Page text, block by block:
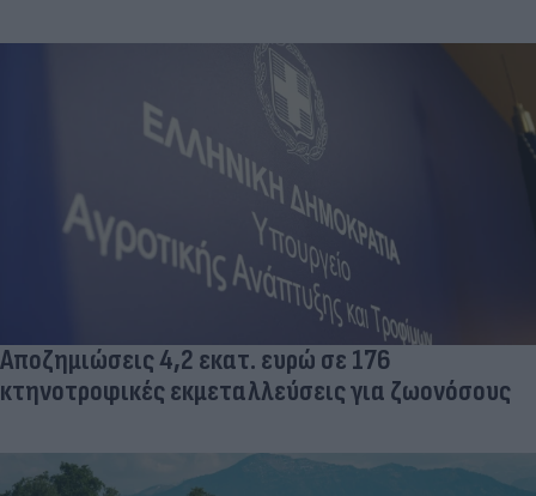
Αποζημιώσεις 4,2 εκατ. ευρώ σε 176
κτηνοτροφικές εκμεταλλεύσεις για ζωονόσους